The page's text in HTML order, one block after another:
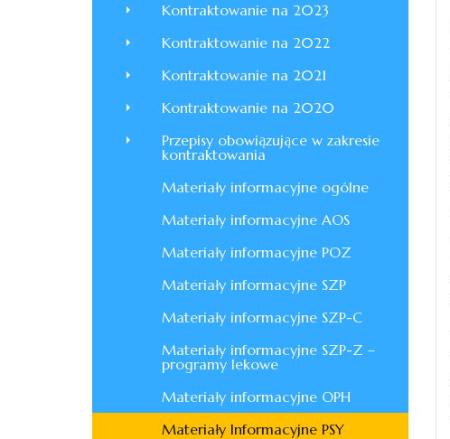
Kontraktowanie na 2023
Kontraktowanie na 2022
Kontraktowanie na 2021
Kontraktowanie na 2020
Przepisy obowiązujące w zakresie
kontraktowania
Materiały informacyjne ogólne
Materiały informacyjne AOS
Materiały informacyjne POZ
Materiały informacyjne SZP
Materiały informacyjne SZP-C
Materiały informacyjne SZP-Z –
programy lekowe
Materiały informacyjne OPH
Materiały Informacyjne PSY